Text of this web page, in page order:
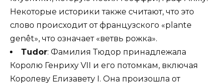
Некоторые историки также считают, что это
слово происходит от французского «plante
genêt», что означает «ветвь рожка».
Tudor: Фамилия Тюдор принадлежала
Королю Генриху VII и его потомкам, включая
Королеву Елизавету I. Она произошла от